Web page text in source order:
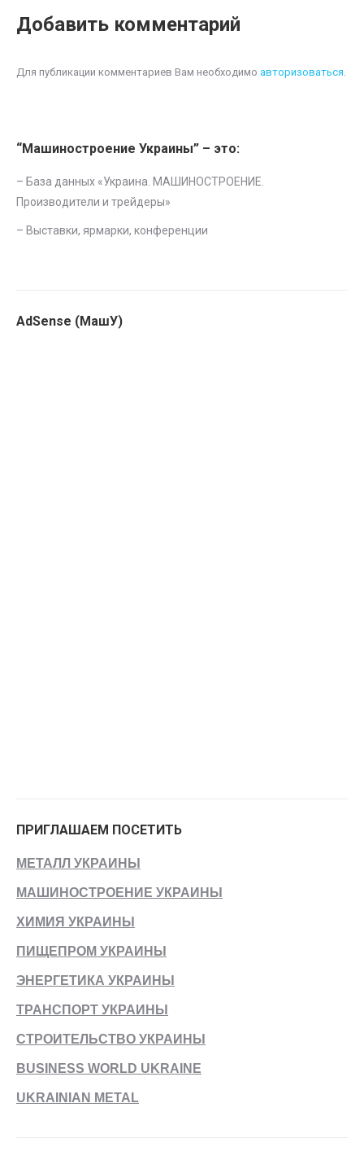
Добавить комментарий
Для публикации комментариев Вам необходимо авторизоваться.
“Машиностроение Украины” – это:
– База данных «Украина. МАШИНОСТРОЕНИЕ.
Производители и трейдеры»
– Выставки, ярмарки, конференции
AdSense (МашУ)
ПРИГЛАШАЕМ ПОСЕТИТЬ
МЕТАЛЛ УКРАИНЫ
МАШИНОСТРОЕНИЕ УКРАИНЫ
ХИМИЯ УКРАИНЫ
ПИЩЕПРОМ УКРАИНЫ
ЭНЕРГЕТИКА УКРАИНЫ
ТРАНСПОРТ УКРАИНЫ
СТРОИТЕЛЬСТВО УКРАИНЫ
BUSINESS WORLD UKRAINE
UKRAINIAN METAL